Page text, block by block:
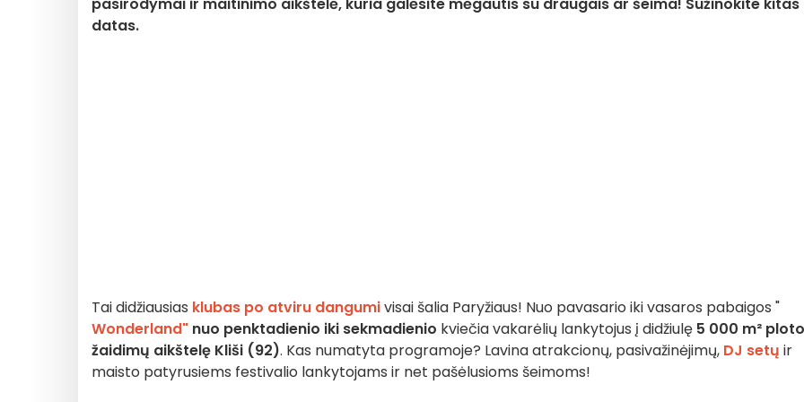
datas.
Tai didžiausias klubas po atviru dangumivisai šalia Paryžiaus! Nuo pavasario iki vasaros pabaigos "
Wonderland" nuo penktadienio iki sekmadienio kviečia vakarėlių lankytojus į didžiulę 5 000 m² ploto
žaidimų aikštelę Kliši (92). Kas numatyta programoje? Lavina atrakcionų, pasivažinėjimų, DJ setų ir
maisto patyrusiems festivalio lankytojams ir net pašėlusioms šeimoms!